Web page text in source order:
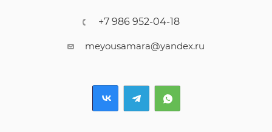
+7 986 952-04-18
meyousamara@yandex.ru